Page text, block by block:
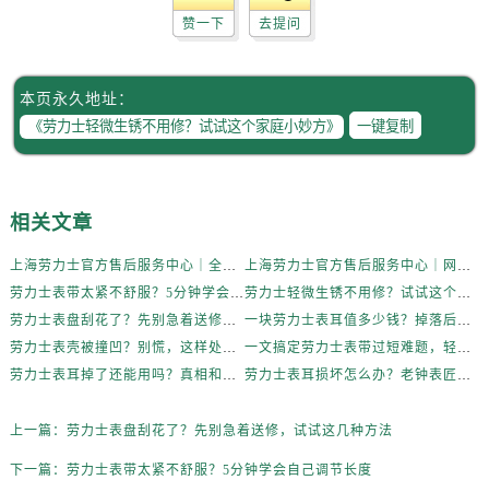
赞一下 去提问
本页永久地址：
一键复制
相关文章
上海劳力士官方售后服务中心｜全新维修门店地址及电话权威信息公示（2026年6月最新）
上海劳力士官方售后服务中心｜网点地址与电话权威信息公示（2026年6月最新）
劳力士表带太紧不舒服？5分钟学会自己调节长度
劳力士轻微生锈不用修？试试这个家庭小妙方
劳力士表盘刮花了？先别急着送修，试试这几种方法
一块劳力士表耳值多少钱？掉落后最省钱的解决方式
劳力士表壳被撞凹？别慌，这样处理最稳妥
一文搞定劳力士表带过短难题，轻松佩戴不将就
劳力士表耳掉了还能用吗？真相和解决方案来了
劳力士表耳损坏怎么办？老钟表匠透露关键技巧
上一篇： 劳力士表盘刮花了？先别急着送修，试试这几种方法
下一篇： 劳力士表带太紧不舒服？5分钟学会自己调节长度